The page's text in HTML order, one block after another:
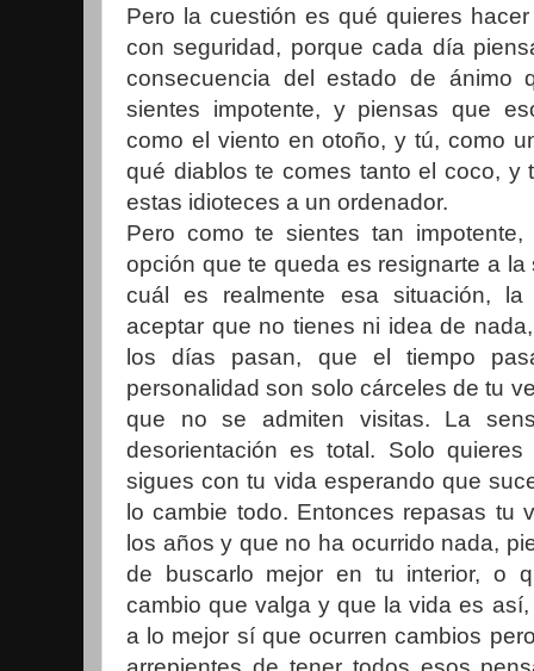
Pero la cuestión es qué quieres
con seguridad, porque cada día
consecuencia del estado de ánimo
sientes impotente, y piensas que
como el viento en otoño, y tú, como
qué diablos te comes tanto el coco, y
estas idioteces a un ordenador.
Pero como te sientes tan
opción que te queda es resignarte a
cuál es realmente esa situación,
aceptar que no tienes ni idea de
los días pasan, que el tiempo
personalidad son solo cárceles de tu
que no se admiten visitas. La
desorientación es total. Solo
sigues con tu vida esperando que
lo cambie todo. Entonces repasas tu
los años y que no ha ocurrido nada,
de buscarlo mejor en tu interior, o
cambio que valga y que la vida es
a lo mejor sí que ocurren cambios